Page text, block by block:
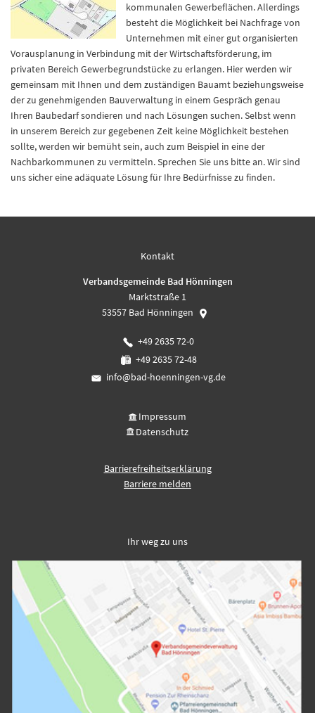
kommunalen Gewerbeflächen. Allerdings
besteht die Möglichkeit bei Nachfrage von
Unternehmen mit einer gut organisierten
Vorausplanung in Verbindung mit der Wirtschaftsförderung, im
privaten Bereich Gewerbegrundstücke zu erlangen. Hier werden wir
gemeinsam mit Ihnen und dem zuständigen Bauamt beziehungsweise
der zu genehmigenden Bauverwaltung in einem Gespräch genau
Ihren Baubedarf sondieren und nach Lösungen suchen. Selbst wenn
in unserem Bereich zur gegebenen Zeit keine Möglichkeit bestehen
sollte, werden wir bemüht sein, auch zum Beispiel in eine der
Nachbarkommunen zu vermitteln. Sprechen Sie uns bitte an. Wir sind
uns sicher eine adäquate Lösung für Ihre Bedürfnisse zu finden.
Kontakt
Verbandsgemeinde Bad Hönningen
Marktstraße 1
53557 Bad Hönningen
+49 2635 72-0
+49 2635 72-48
info@bad-hoenningen-vg.de
Impressum
Datenschutz
Barrierefreiheitserklärung
Barriere melden
Ihr weg zu uns